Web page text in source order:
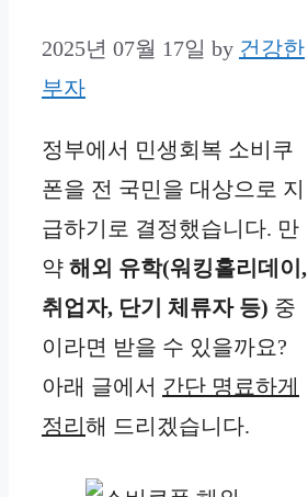
2025년 07월 17일 by 건강한
부자
정부에서 민생회복 소비쿠
폰을 전 국민을 대상으로 지
급하기로 결정했습니다. 만
약 해외 유학(워킹홀리데이,
취업자, 단기 체류자 등) 중
이라면 받을 수 있을까요?
아래 글에서 간단 명료하게
정리 해 드리겠습니다.